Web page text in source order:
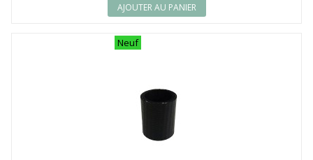
AJOUTER AU PANIER
Neuf